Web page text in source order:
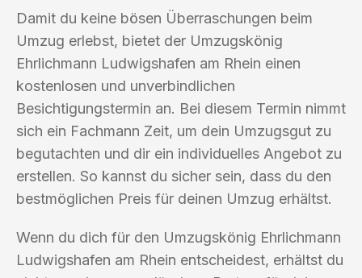
Damit du keine bösen Überraschungen beim
Umzug erlebst, bietet der Umzugskönig
Ehrlichmann Ludwigshafen am Rhein einen
kostenlosen und unverbindlichen
Besichtigungstermin an. Bei diesem Termin nimmt
sich ein Fachmann Zeit, um dein Umzugsgut zu
begutachten und dir ein individuelles Angebot zu
erstellen. So kannst du sicher sein, dass du den
bestmöglichen Preis für deinen Umzug erhältst.
Wenn du dich für den Umzugskönig Ehrlichmann
Ludwigshafen am Rhein entscheidest, erhältst du